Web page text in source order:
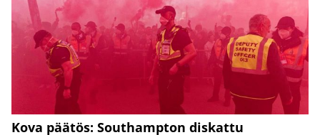
Kova päätös: Southampton diskattu